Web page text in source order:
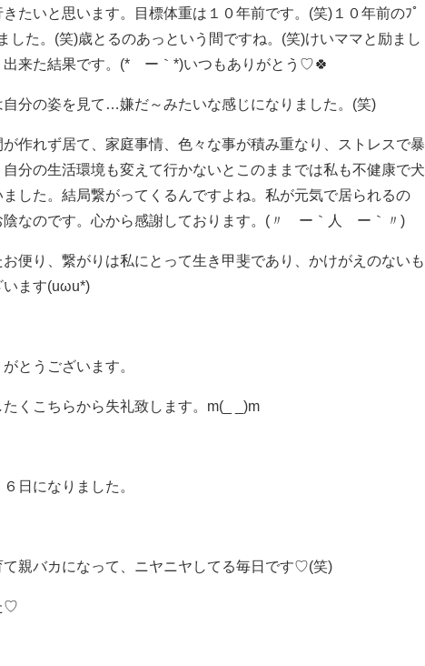
たいと思います。目標体重は１０年前です。(笑)１０年前のﾌﾟ
した。(笑)歳とるのあっという間ですね。(笑)けいママと励まし
来た結果です。(*´ー｀*)いつもありがとう♡🍀
分の姿を見て…嫌だ～みたいな感じになりました。(笑)
作れず居て、家庭事情、色々な事が積み重なり、ストレスで暴
分の生活環境も変えて行かないとこのままでは私も不健康で犬
した。結局繋がってくるんですよね。私が元気で居られるの
陰なのです。心から感謝しております。(〃´ー｀人´ー｀〃)
便り、繋がりは私にとって生き甲斐であり、かけがえのないも
ます(uωu*)
とうございます。
くこちらから失礼致します。m(_ _)m
日になりました。
親バカになって、ニヤニヤしてる毎日です♡(笑)
♡